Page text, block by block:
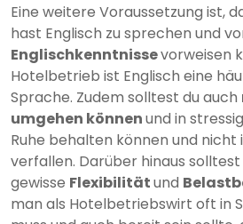
Eine weitere Voraussetzung ist,
hast Englisch zu sprechen und
Englischkenntnissevorweisen
Hotelbetrieb ist Englisch eine
Sprache. Zudem solltest du auch
umgehen könnenund in
Ruhe behalten können und nicht
verfallen. Darüber hinaus solltest
gewisse Flexibilitätund
man als Hotelbetriebswirt oft in